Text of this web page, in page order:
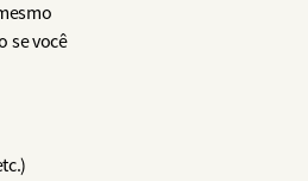
se você